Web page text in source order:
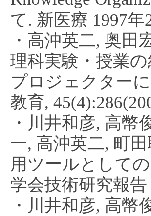
て. 新医療 1997年
・高沖英二, 奥田
理科実験・授業
プロジェクター
教育,
・川井和彦, 高幣
一, 高沖英二, 町
用ツールとして
学会技術研究報告
・川井和彦, 高幣